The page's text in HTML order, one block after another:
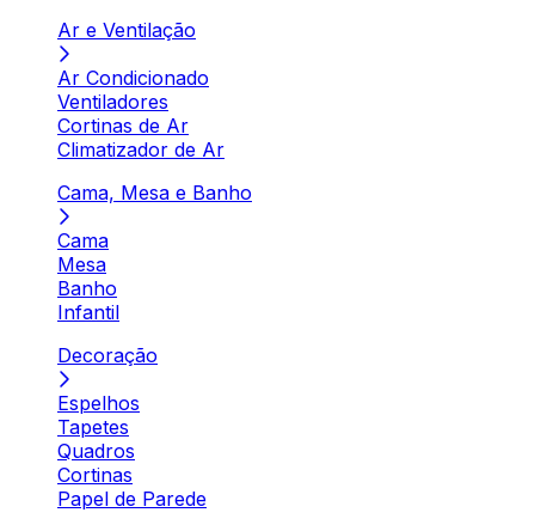
Ar e Ventilação
Ar Condicionado
Ventiladores
Cortinas de Ar
Climatizador de Ar
Cama, Mesa e Banho
Cama
Mesa
Banho
Infantil
Decoração
Espelhos
Tapetes
Quadros
Cortinas
Papel de Parede